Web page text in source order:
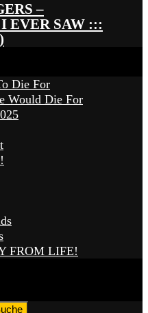
–
EVER SAW :::
Die For
Would Die For
FROM LIFE!